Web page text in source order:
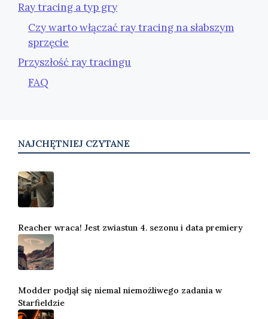
Ray tracing a typ gry
Czy warto włączać ray tracing na słabszym
sprzęcie
Przyszłość ray tracingu
FAQ
NAJCHĘTNIEJ CZYTANE
Reacher wraca! Jest zwiastun 4. sezonu i data premiery
Modder podjął się niemal niemożliwego zadania w
Starfieldzie